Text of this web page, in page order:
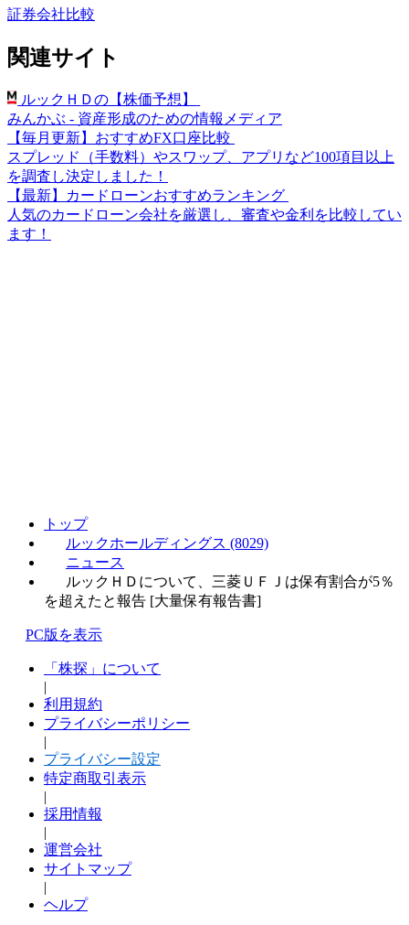
証券会社比較
関連サイト
ルックＨＤの【株価予想】
みんかぶ - 資産形成のための情報メディア
【毎月更新】おすすめFX口座比較
スプレッド（手数料）やスワップ、アプリなど100項目以上
を調査し決定しました！
【最新】カードローンおすすめランキング
人気のカードローン会社を厳選し、審査や金利を比較してい
ます！
トップ
ルックホールディングス (8029)
ニュース
ルックＨＤについて、三菱ＵＦＪは保有割合が5％
を超えたと報告 [大量保有報告書]
PC版を表示
「株探」について
|
利用規約
プライバシーポリシー
|
プライバシー設定
特定商取引表示
|
採用情報
|
運営会社
サイトマップ
|
ヘルプ